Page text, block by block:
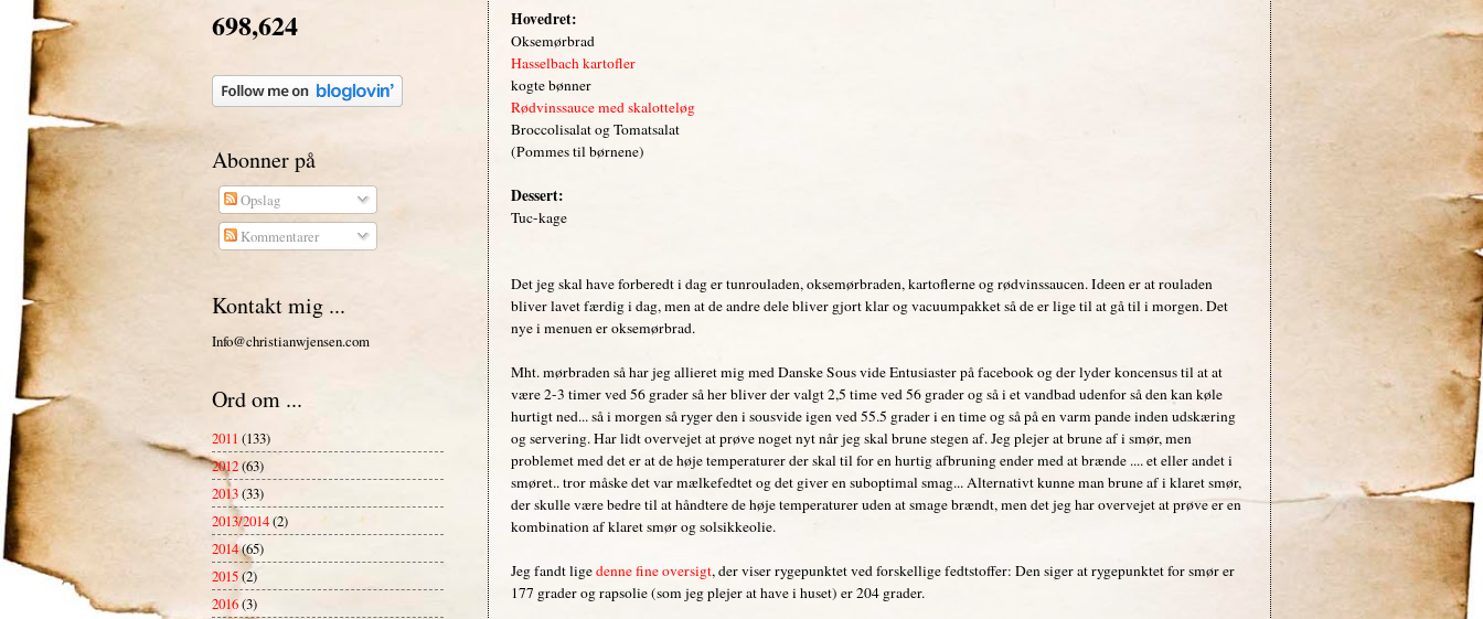
Hovedret:
Oksemørbrad
Hasselbach kartofler
kogte bønner
Rødvinssauce med skalotteløg
Broccolisalat og Tomatsalat
(Pommes til børnene)
Dessert:
Tuc-kage
Det jeg skal have forberedt i dag er tunrouladen, oksemørbraden, kartoflerne og rødvinssaucen. Ideen er at rouladen
bliver lavet færdig i dag, men at de andre dele bliver gjort klar og vacuumpakket så de er lige til at gå til i morgen. Det
nye i menuen er oksemørbrad.
Mht. mørbraden så har jeg allieret mig med Danske Sous vide Entusiaster på facebook og der lyder koncensus til at at
være 2-3 timer ved 56 grader så her bliver der valgt 2,5 time ved 56 grader og så i et vandbad udenfor så den kan køle
hurtigt ned... så i morgen så ryger den i sousvide igen ved 55.5 grader i en time og så på en varm pande inden udskæring
og servering. Har lidt overvejet at prøve noget nyt når jeg skal brune stegen af. Jeg plejer at brune af i smør, men
problemet med det er at de høje temperaturer der skal til for en hurtig afbruning ender med at brænde .... et eller andet i
smøret.. tror måske det var mælkefedtet og det giver en suboptimal smag... Alternativt kunne man brune af i klaret smør,
der skulle være bedre til at håndtere de høje temperaturer uden at smage brændt, men det jeg har overvejet at prøve er en
kombination af klaret smør og solsikkeolie.
Jeg fandt ligedenne fine oversigt, der viser rygepunktet ved forskellige fedtstoffer: Den siger at rygepunktet for smør er
177 grader og rapsolie (som jeg plejer at have i huset) er 204 grader.
698,624
Abonner på
Opslag
Kommentarer
Kontakt mig ...
Info@christianwjensen.com
Ord om ...
2011 (133)
2012(63)
2013(33)
2013/2014(2)
2014(65)
2015(2)
2016(3)